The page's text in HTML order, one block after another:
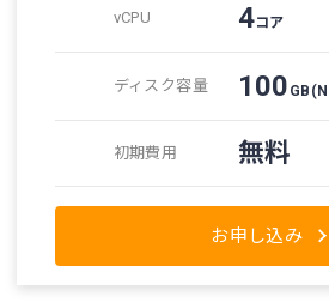
vCPU 4コア
ディスク容量 100 GB
初期費用 無料
お申し込み